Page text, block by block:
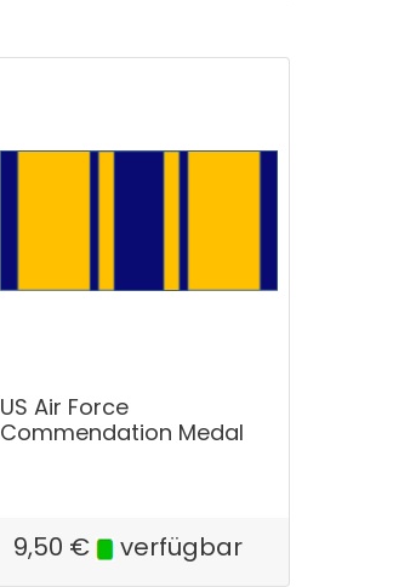
US Air Force
Commendation Medal
9,50 € verfügbar